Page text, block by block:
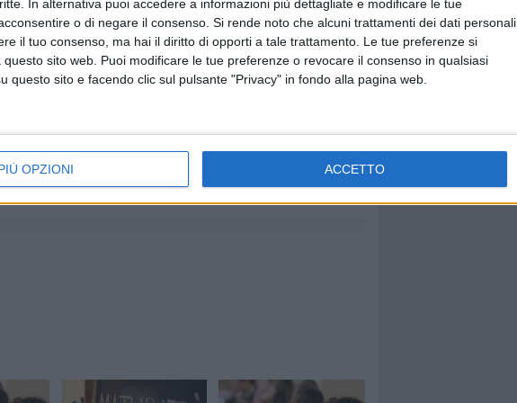
In alternativa puoi accedere a informazioni più dettagliate e modificare le tue
o di negare il consenso. Si rende noto che alcuni trattamenti dei dati personali
il tuo consenso, ma hai il diritto di opporti a tale trattamento. Le tue preferenze si
sito web. Puoi modificare le tue preferenze o revocare il consenso in qualsiasi
questo sito e facendo clic sul pulsante "Privacy" in fondo alla pagina web.
OPZIONI ACCETTO
di Maria Agostina Cabiddu;
Polla-Mattiot
espositivo-argomentativo su tematiche di